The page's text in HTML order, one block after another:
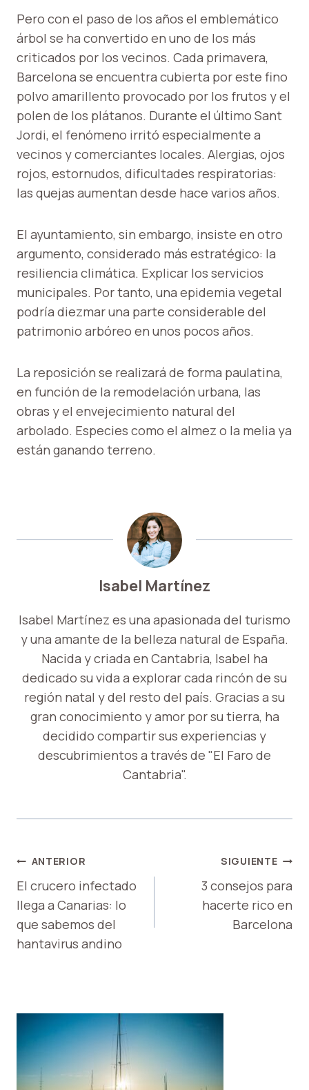
Pero con el paso de los años el emblemático
árbol se ha convertido en uno de los más
criticados por los vecinos. Cada primavera,
Barcelona se encuentra cubierta por este fino
polvo amarillento provocado por los frutos y el
polen de los plátanos. Durante el último Sant
Jordi, el fenómeno irritó especialmente a
vecinos y comerciantes locales. Alergias, ojos
rojos, estornudos, dificultades respiratorias:
las quejas aumentan desde hace varios años.
El ayuntamiento, sin embargo, insiste en otro
argumento, considerado más estratégico: la
resiliencia climática. Explicar los servicios
municipales. Por tanto, una epidemia vegetal
podría diezmar una parte considerable del
patrimonio arbóreo en unos pocos años.
La reposición se realizará de forma paulatina,
en función de la remodelación urbana, las
obras y el envejecimiento natural del
arbolado. Especies como el almez o la melia ya
están ganando terreno.
Isabel Martínez
Isabel Martínez es una apasionada del turismo
y una amante de la belleza natural de España.
Nacida y criada en Cantabria, Isabel ha
dedicado su vida a explorar cada rincón de su
región natal y del resto del país. Gracias a su
gran conocimiento y amor por su tierra, ha
decidido compartir sus experiencias y
descubrimientos a través de "El Faro de
Cantabria".
NAVEGACIÓN
DE
ENTRADAS
ANTERIOR
El crucero infectado
llega a Canarias: lo
que sabemos del
hantavirus andino
SIGUIENTE
3 consejos para
hacerte rico en
Barcelona